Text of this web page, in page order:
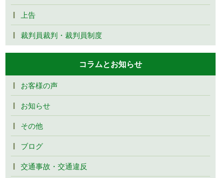
上告
裁判員裁判・裁判員制度
コラムとお知らせ
お客様の声
お知らせ
その他
ブログ
交通事故・交通違反